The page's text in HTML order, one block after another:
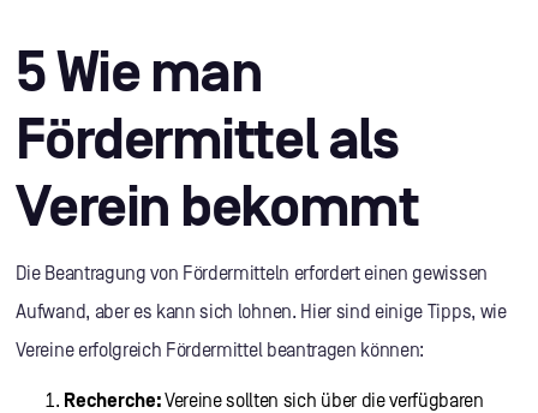
5 Wie man
Fördermittel als
Verein bekommt
Die Beantragung von Fördermitteln erfordert einen gewissen
Aufwand, aber es kann sich lohnen. Hier sind einige Tipps, wie
Vereine erfolgreich Fördermittel beantragen können:
Recherche:Vereine sollten sich über die verfügbaren